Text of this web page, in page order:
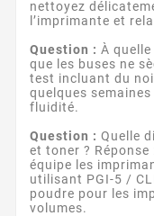
nettoyez
l’imprimante et
Question : À
que les buses ne
test incluant du
quelques
fluidité.
Question : Quelle
et toner ? Réponse
équipe les
utilisant PGI-5 /
poudre pour les
volumes.